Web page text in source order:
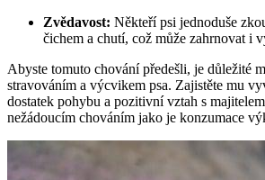
Zvědavost: Někteří psi jednoduše
čichem a chutí, což může zahrnovat i
Abyste tomuto chování předešli, je důležité
stravováním a výcvikem psa. Zajistěte mu
dostatek pohybu a pozitivní vztah s
nežádoucím chováním jako je konzumace